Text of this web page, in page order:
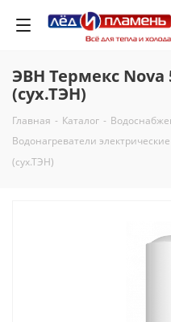
ЭВН Термекс Nova
(сух.ТЭН)
Главная - Каталог -
Водонагреватели электрические
(сух.ТЭН)